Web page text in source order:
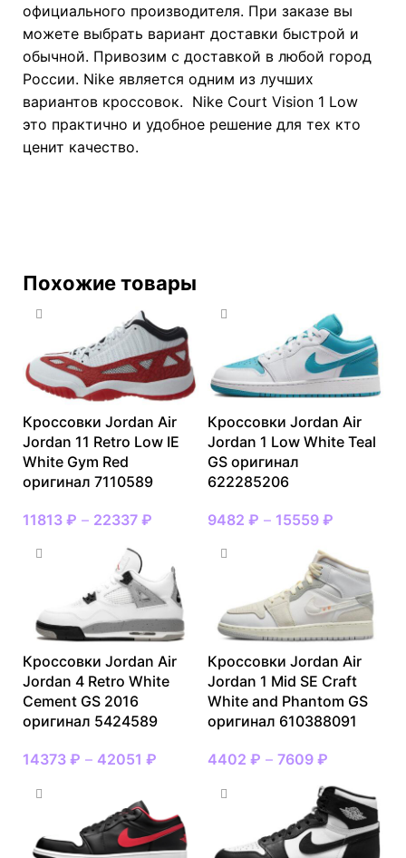
официального производителя. При заказе вы
можете выбрать вариант доставки быстрой и
обычной. Привозим с доставкой в любой город
России. Nike является одним из лучших
вариантов кроссовок. Nike Court Vision 1 Low
это практично и удобное решение для тех кто
ценит качество.
Похожие товары
Кроссовки Jordan Air
Jordan 11 Retro Low IE
White Gym Red
оригинал 7110589
11813 ₽ – 22337 ₽
Кроссовки Jordan Air
Jordan 1 Low White Teal
GS оригинал
622285206
9482 ₽ – 15559 ₽
Кроссовки Jordan Air
Jordan 4 Retro White
Cement GS 2016
оригинал 5424589
14373 ₽ – 42051 ₽
Кроссовки Jordan Air
Jordan 1 Mid SE Craft
White and Phantom GS
оригинал 610388091
4402 ₽ – 7609 ₽